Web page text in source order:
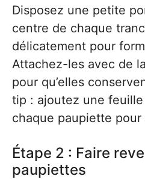
Disposez une petite
centre de chaque
délicatement pour
Attachez-les avec de
pour qu’elles
tip : ajoutez une
chaque paupiette
Étape 2 : Faire
paupiettes